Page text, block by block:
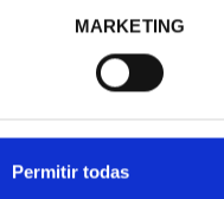
MARKETING
Permitir todas